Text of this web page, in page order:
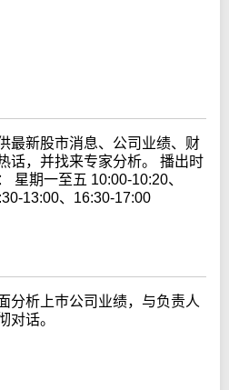
最新股市消息、公司业绩、财
话，并找来专家分析。 播出时
星期一至五 10:00-10:20、
13:00、16:30-17:00
分析上巿公司业绩，与负责人
对话。